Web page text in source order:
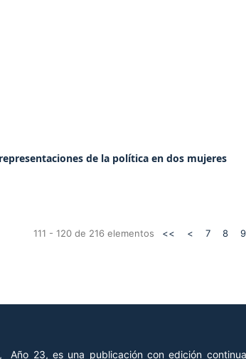
de la política en dos mujeres
111 - 120 de 216 elementos << < 7 8 9
Año 23, es una publicación con edición